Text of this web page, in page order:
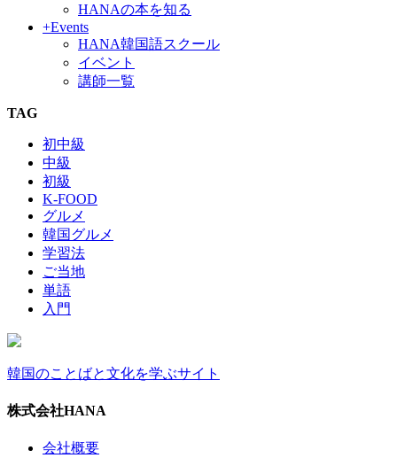
HANAの本を知る
+Events
HANA韓国語スクール
イベント
講師一覧
TAG
初中級
中級
初級
K-FOOD
グルメ
韓国グルメ
学習法
ご当地
単語
入門
韓国のことばと文化を学ぶサイト
株式会社HANA
会社概要